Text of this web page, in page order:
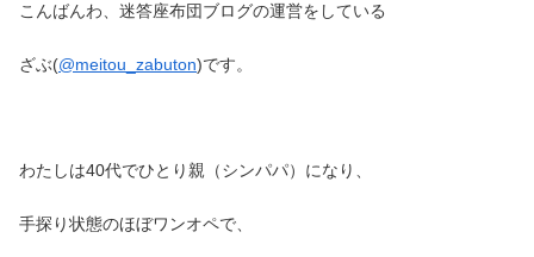
こんばんわ、迷答座布団ブログの運営をしている
ざぶ(@meitou_zabuton)です。
わたしは40代でひとり親（シンパパ）になり、
手探り状態のほぼワンオペで、